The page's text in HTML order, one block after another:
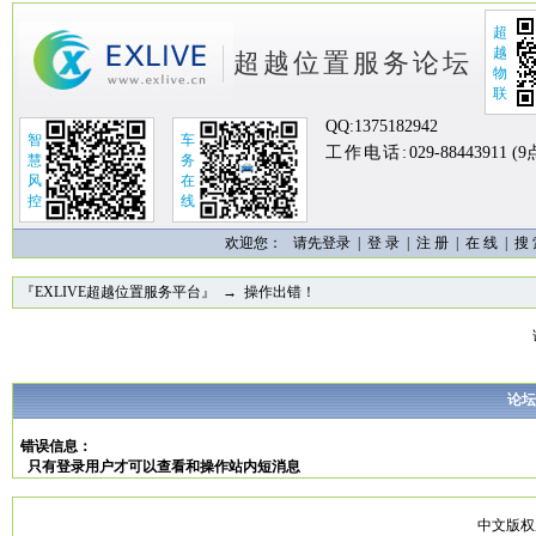
超越位置服务论坛
超
越
物
联
智
慧
风
控
车
务
在
线
QQ:1375182942
工作电话: 029-88443911 (9
欢迎您： 请先登录 | 登 录 注 册 在 线 搜
『EXLIVE超越位置服务平台』 → 操作出错！
论
错误信息：
只有登录用户才可以查看和操作站内短消息
中文版